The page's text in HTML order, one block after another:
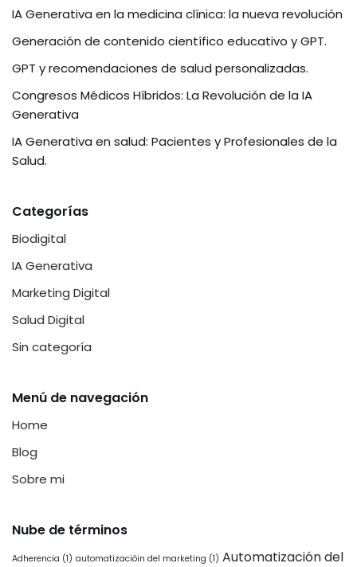
d
I
n
IA Generativa en la medicina clínica: la nueva revolución
Generación de contenido científico educativo y GPT.
GPT y recomendaciones de salud personalizadas.
Congresos Médicos Híbridos: La Revolución de la IA
Generativa
IA Generativa en salud: Pacientes y Profesionales de la
Salud.
Categorías
Biodigital
IA Generativa
Marketing Digital
Salud Digital
Sin categoría
Menú de navegación
Home
Blog
Sobre mi
Nube de términos
Adherencia (1) automatizacióin del marketing (1) Automatización del